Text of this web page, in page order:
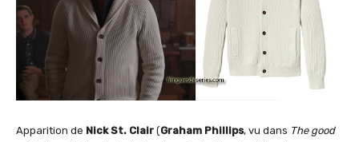
Apparition de Nick St. Clair (Graham Phillips, vu dans The good